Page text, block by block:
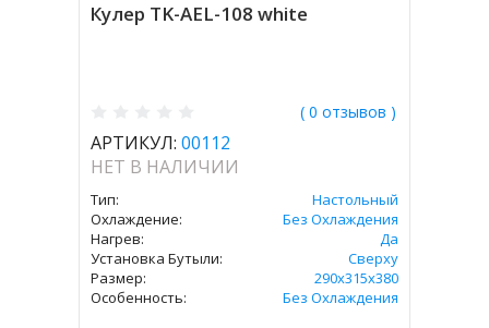
Кулер TK-AEL-108 white
( 0 отзывов )
АРТИКУЛ: 00112
НЕТ В НАЛИЧИИ
Тип:
Настольный
Охлаждение:
Без Охлаждения
Нагрев:
Да
Установка Бутыли:
Сверху
Размер:
290х315х380
Особенность:
Без Охлаждения